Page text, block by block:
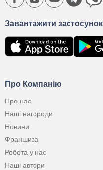
Про Компанію
Про нас
Наші нагороди
Новини
Франшиза
Робота у нас
Наші автори
Завантажити застосунок